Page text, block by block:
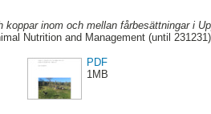
inom och mellan fårbesättningar i
Nutrition and Management (until 231231)
PDF
1MB